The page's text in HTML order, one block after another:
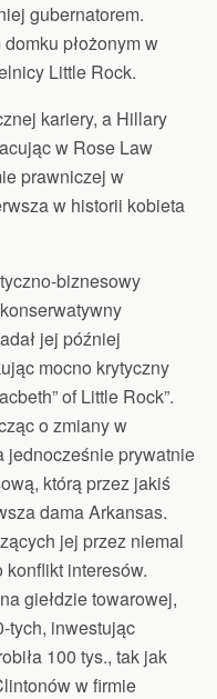
gubernatorem.
płożonym w
Little Rock.
kariery, a Hillary
w Rose Law
prawniczej w
w historii kobieta
biznesowy
jej później
mocno krytyczny
of Little Rock”.
o zmiany w
jednocześnie prywatnie
którą przez jakiś
dama Arkansas.
jej przez niemal
konflikt interesów.
giełdzie towarowej,
tych, inwestując
100 tys., tak jak
w firmie